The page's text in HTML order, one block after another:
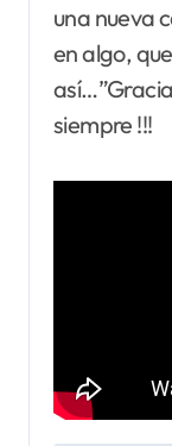
una nueva
en algo,
siempre !!!